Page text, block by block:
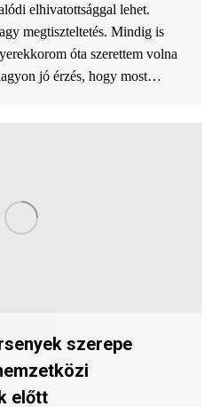
elhivatottsággal lehet.
megtiszteltetés. Mindig is
óta szerettem volna
jó érzés, hogy most…
szerepe
előtt